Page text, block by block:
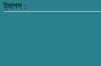
ট্যাগস :